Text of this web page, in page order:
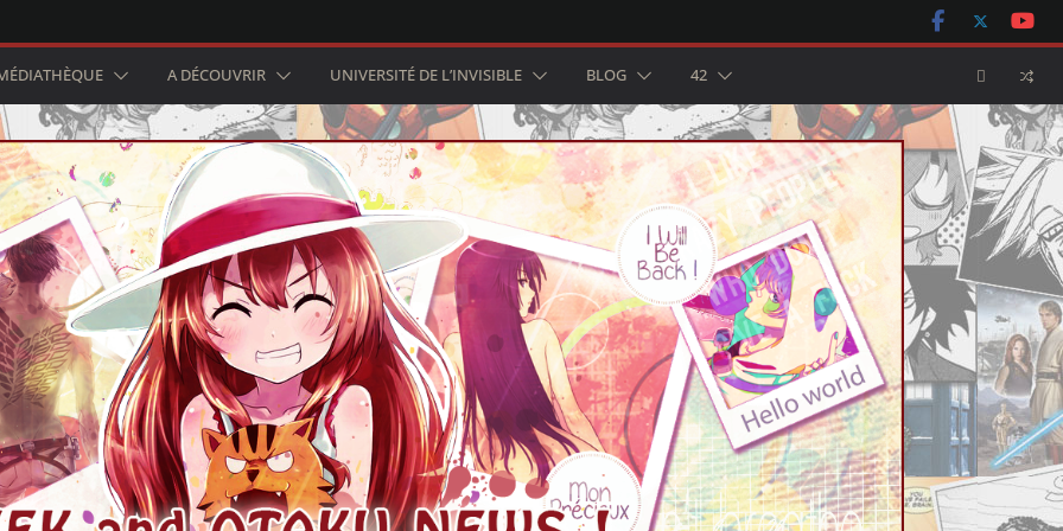
A DÉCOUVRIR UNIVERSITÉ DE L’INVISIBLE BLOG 42